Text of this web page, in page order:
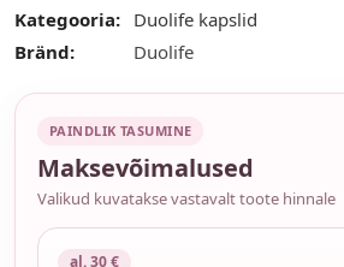
Kategooria: Duolife kapslid
Bränd:
Duolife
PAINDLIK TASUMINE
Maksevõimalused
Valikud kuvatakse vastavalt toote hinnale
al. 30 €